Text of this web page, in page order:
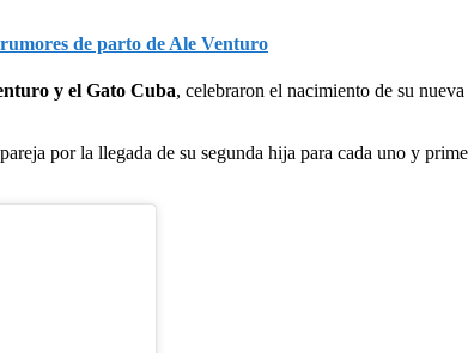
de parto de Ale Venturo
y el Gato Cuba, celebraron el nacimiento de su nueva
por la llegada de su segunda hija para cada uno y